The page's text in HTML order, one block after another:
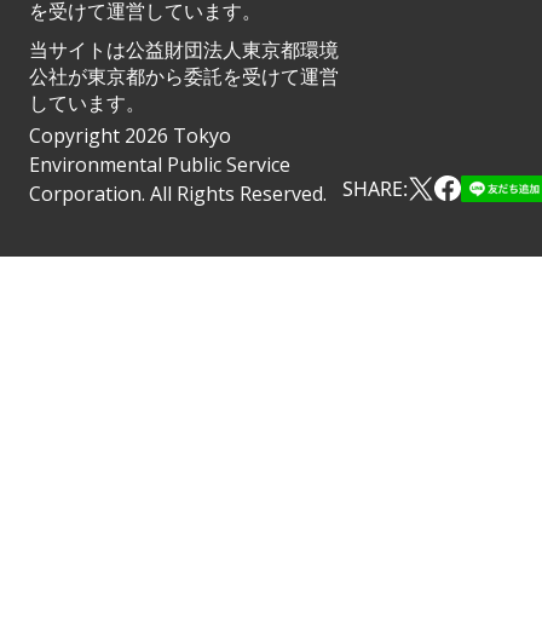
を受けて運営しています。
当サイトは公益財団法人東京都環境
公社が東京都から委託を受けて運営
しています。
Copyright 2026 Tokyo
Environmental Public Service
Corporation. All Rights Reserved.
SHARE: